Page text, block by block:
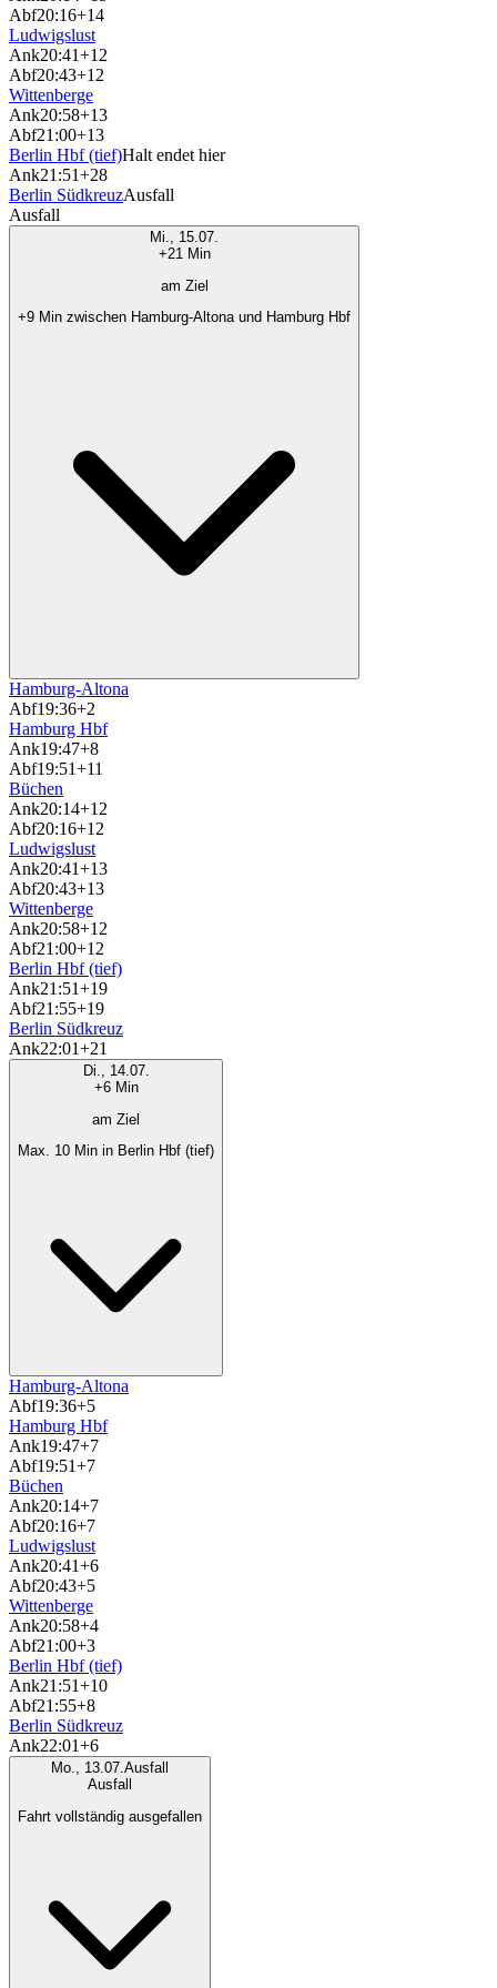
Abf20:16+14
Ludwigslust
Ank20:41+12
Abf20:43+12
Wittenberge
Ank20:58+13
Abf21:00+13
Berlin Hbf (tief)Halt endet hier
Ank21:51+28
Berlin SüdkreuzAusfall
Ausfall
Mi., 15.07.
+21 Min
am Ziel
+9 Min zwischen Hamburg-Altona und Hamburg Hbf
Hamburg-Altona
Abf19:36+2
Hamburg Hbf
Ank19:47+8
Abf19:51+11
Büchen
Ank20:14+12
Abf20:16+12
Ludwigslust
Ank20:41+13
Abf20:43+13
Wittenberge
Ank20:58+12
Abf21:00+12
Berlin Hbf (tief)
Ank21:51+19
Abf21:55+19
Berlin Südkreuz
Ank22:01+21
Di., 14.07.
+6 Min
am Ziel
Max. 10 Min in Berlin Hbf (tief)
Hamburg-Altona
Abf19:36+5
Hamburg Hbf
Ank19:47+7
Abf19:51+7
Büchen
Ank20:14+7
Abf20:16+7
Ludwigslust
Ank20:41+6
Abf20:43+5
Wittenberge
Ank20:58+4
Abf21:00+3
Berlin Hbf (tief)
Ank21:51+10
Abf21:55+8
Berlin Südkreuz
Ank22:01+6
Mo., 13.07.Ausfall
Ausfall
Fahrt vollständig ausgefallen